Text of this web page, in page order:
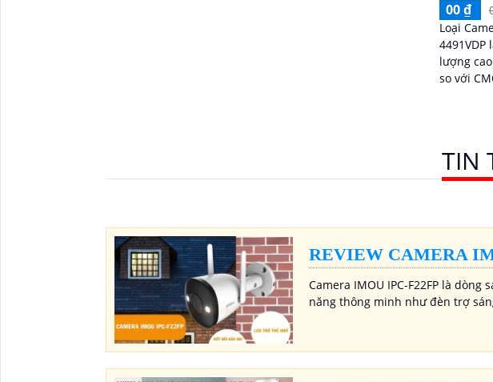
00 ₫
Loại
lượng
so với CMOS. Camera
TIN
REVIEW CAMERA
Camera IMOU IPC-F22FP là
năng thông minh như đèn trợ